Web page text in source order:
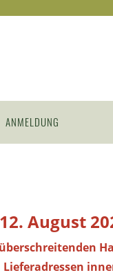
ANMELDUNG
August